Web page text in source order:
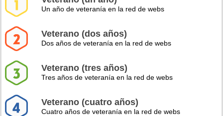
Un año de veteranía en la red de webs
Veterano (dos años)
Dos años de veteranía en la red de webs
Veterano (tres años)
Tres años de veteranía en la red de webs
Veterano (cuatro años)
Cuatro años de veteranía en la red de webs